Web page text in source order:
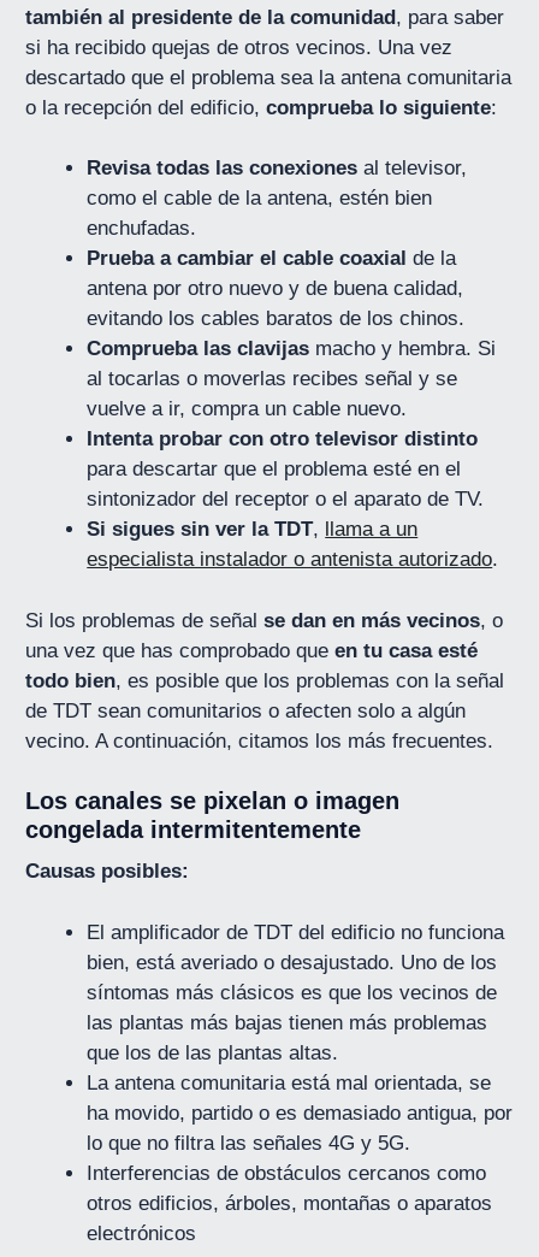
también al presidente de la comunidad, para saber
si ha recibido quejas de otros vecinos. Una vez
descartado que el problema sea la antena comunitaria
o la recepción del edificio,comprueba lo siguiente:
Revisa todas las conexiones al televisor,
como el cable de la antena, estén bien
enchufadas.
Prueba a cambiar el cable coaxialde la
antena por otro nuevo y de buena calidad,
evitando los cables baratos de los chinos.
Comprueba las clavijas macho y hembra. Si
al tocarlas o moverlas recibes señal y se
vuelve a ir, compra un cable nuevo.
Intenta probar con otro televisor distinto
para descartar que el problema esté en el
sintonizador del receptor o el aparato de TV.
Si sigues sin ver la TDT,
llama a un
especialista instalador o antenista autorizado.
Si los problemas de señalse dan en más vecinos, o
una vez que has comprobado queen tu casa esté
todo bien, es posible que los problemas con la señal
de TDT sean comunitarios o afecten solo a algún
vecino. A continuación, citamos los más frecuentes.
Los canales se pixelan o imagen
congelada intermitentemente
Causas posibles:
El amplificador de TDT del edificio no funciona
bien, está averiado o desajustado. Uno de los
síntomas más clásicos es que los vecinos de
las plantas más bajas tienen más problemas
que los de las plantas altas.
La antena comunitaria está mal orientada, se
ha movido, partido o es demasiado antigua, por
lo que no filtra las señales 4G y 5G.
Interferencias de obstáculos cercanos como
otros edificios, árboles, montañas o aparatos
electrónicos